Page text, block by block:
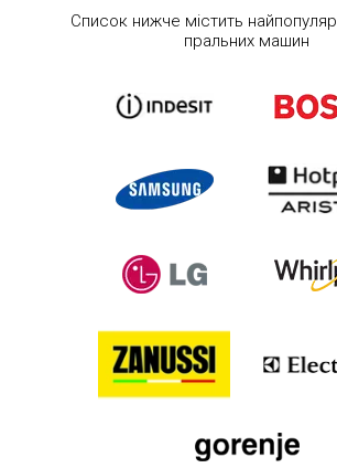
Список нижче містить
пральних машин